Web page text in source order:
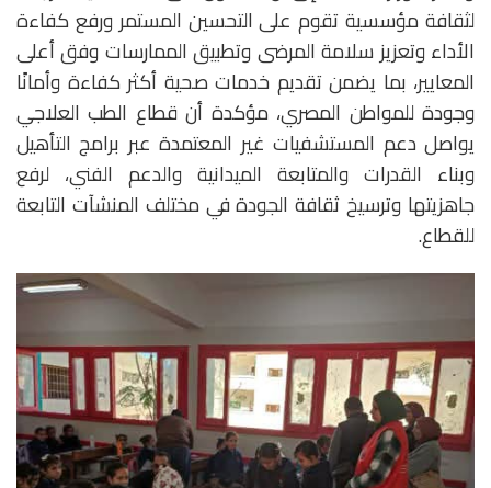
لثقافة مؤسسية تقوم على التحسين المستمر ورفع كفاءة
الأداء وتعزيز سلامة المرضى وتطبيق الممارسات وفق أعلى
المعايير، بما يضمن تقديم خدمات صحية أكثر كفاءة وأمانًا
وجودة للمواطن المصري، مؤكدة أن قطاع الطب العلاجي
يواصل دعم المستشفيات غير المعتمدة عبر برامج التأهيل
وبناء القدرات والمتابعة الميدانية والدعم الفني، لرفع
جاهزيتها وترسيخ ثقافة الجودة في مختلف المنشآت التابعة
للقطاع.